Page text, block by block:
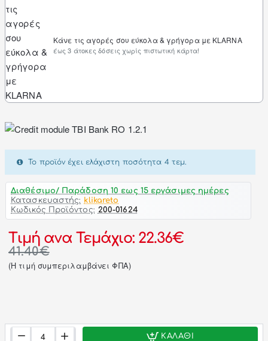
Κάνε τις αγορές σου εύκολα & γρήγορα με KLARNA
έως 3 άτοκες δόσεις χωρίς πιστωτική κάρτα!
Διαθέσιμο/ Παράδοση 10 εως 15 εργάσιμες ημέρες
Κατασκευαστής: klikareto
Κωδικός Προϊόντος: 200-01624
Τιμή ανα Τεμάχιο: 22.36€
41.40€
(H τιμή συμπεριλαμβάνει ΦΠΑ)
ΚΑΛΆΘΙ
Το προϊόν έχει ελάχιστη ποσότητα 4 τεμ.